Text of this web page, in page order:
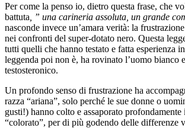
Per come la penso io, dietro questa frase, che
battuta , ” una carineria assoluta, un grande
nasconde invece un’amara verità: la
nei confronti del super-dotato nero. Questa
tutti quelli che hanno testato e fatta esperienza
leggenda poi non è, ha rovinato l’uomo bianco
testosteronico.
Un profondo senso di frustrazione ha
razza “ariana”, solo perché le sue donne o
gusti!) hanno colto e assaporato
“colorato”, per di più godendo delle differenze